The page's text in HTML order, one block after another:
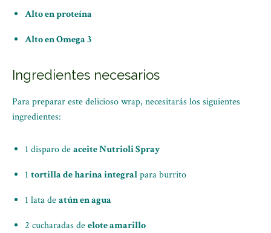
Alto en proteína
Alto en Omega 3
Ingredientes necesarios
Para preparar este delicioso wrap, necesitarás los siguientes
ingredientes:
1 disparo deaceite Nutrioli Spray
1 tortilla de harina integralpara burrito
1 lata deatún en agua
2 cucharadas deelote amarillo